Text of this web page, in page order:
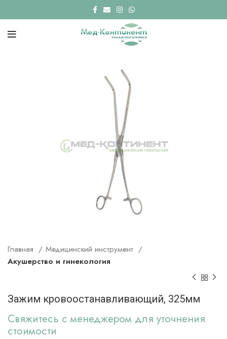
Главная
Медицинский инструмент
Акушерство и гинекология
Зажим кровоостанавливающий, 325мм
Свяжитесь с менеджером для уточнения
стоимости